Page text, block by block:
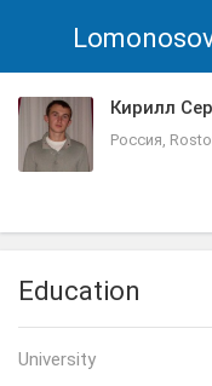
Кирилл
Россия,
Education
University